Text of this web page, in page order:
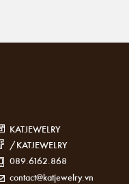
KATJEWELRY
/KATJEWELRY
089.6162.868
contact@katjewelry.vn